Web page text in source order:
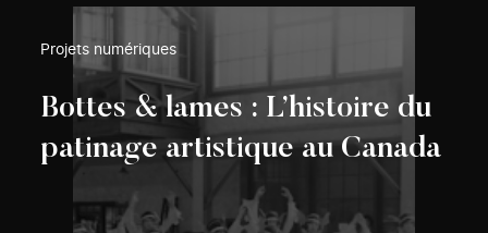
Projets numériques
Bottes & lames : L’histoire du
patinage artistique au Canada